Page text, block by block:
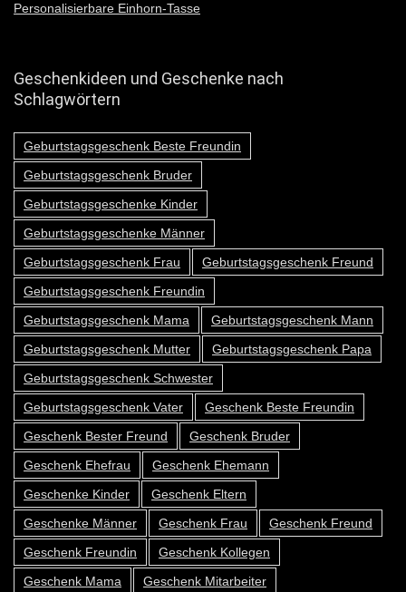
Personalisierbare Einhorn-Tasse
Geschenkideen und Geschenke nach
Schlagwörtern
Geburtstagsgeschenk Beste Freundin
Geburtstagsgeschenk Bruder
Geburtstagsgeschenke Kinder
Geburtstagsgeschenke Männer
Geburtstagsgeschenk Frau
Geburtstagsgeschenk Freund
Geburtstagsgeschenk Freundin
Geburtstagsgeschenk Mama
Geburtstagsgeschenk Mann
Geburtstagsgeschenk Mutter
Geburtstagsgeschenk Papa
Geburtstagsgeschenk Schwester
Geburtstagsgeschenk Vater
Geschenk Beste Freundin
Geschenk Bester Freund
Geschenk Bruder
Geschenk Ehefrau
Geschenk Ehemann
Geschenke Kinder
Geschenk Eltern
Geschenke Männer
Geschenk Frau
Geschenk Freund
Geschenk Freundin
Geschenk Kollegen
Geschenk Mama
Geschenk Mitarbeiter